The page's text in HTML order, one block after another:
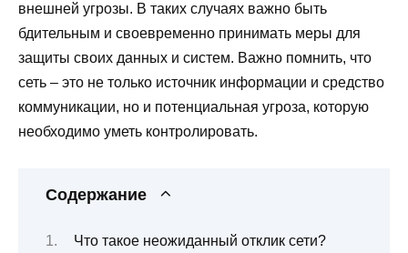
внешней угрозы. В таких случаях важно быть
бдительным и своевременно принимать меры для
защиты своих данных и систем. Важно помнить, что
сеть – это не только источник информации и средство
коммуникации, но и потенциальная угроза, которую
необходимо уметь контролировать.
Содержание
Что такое неожиданный отклик сети?